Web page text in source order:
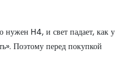
нужен H4, и свет падает, как у
Поэтому перед покупкой